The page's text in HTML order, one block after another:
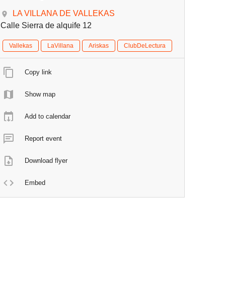
LA VILLANA DE VALLEKAS
Calle Sierra de alquife 12
Vallekas LaVillana Ariskas ClubDeLectura
Copy link
Show map
Add to calendar
Report event
Download flyer
Embed